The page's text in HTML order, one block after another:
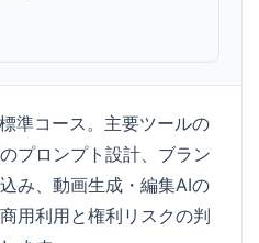
準コース。主要ツールの
プロンプト設計、ブラン
み、動画生成・編集AIの
用利用と権利リスクの判